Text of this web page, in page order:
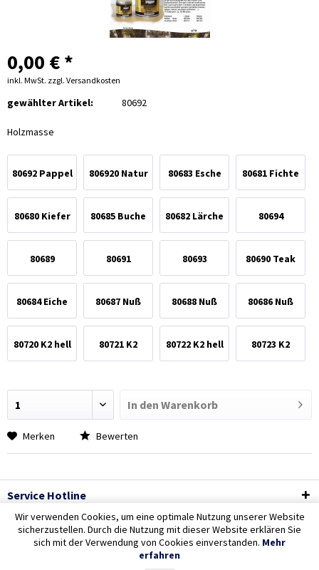
0,00 € *
inkl. MwSt. zzgl. Versandkosten
gewählter Artikel: 80692
Holzmasse
80692 Pappel 806920 Natur 80683 Esche 80681 Fichte
80680 Kiefer 80685 Buche 80682 Lärche 80694
Douglas
80689
Kirschbaum
80691
Mahagoni
80693
Palisander
80690 Teak
80684 Eiche 80687 Nuß
hell
80688 Nuß
mittel
80686 Nuß
dunkel
80720 K2 hell
80721 K2
125ml
80722 K2 hell 80723 K2
In den Warenkorb
Merken Bewerten
Service Hotline
Shop Service
Wir verwenden Cookies, um eine optimale Nutzung unserer Website
sicherzustellen. Durch die Nutzung mit dieser Website erklären Sie
sich mit der Verwendung von Cookies einverstanden. Mehr
erfahren